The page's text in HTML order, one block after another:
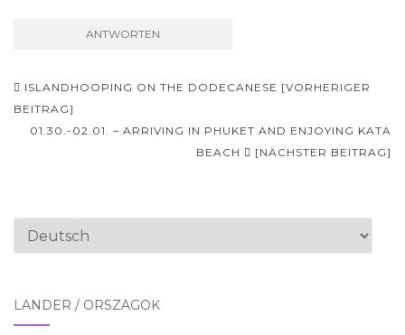
Beitrags-
Navigation
ISLANDHOOPING ON THE DODECANESE [VORHERIGER
BEITRAG]
01.30.-02.01. – ARRIVING IN PHUKET AND ENJOYING KATA
BEACH
[NÄCHSTER BEITRAG]
Sprache
LÄNDER / ORSZÁGOK